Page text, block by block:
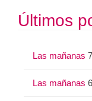
sÚltimos
Las mañanas
Las mañanas